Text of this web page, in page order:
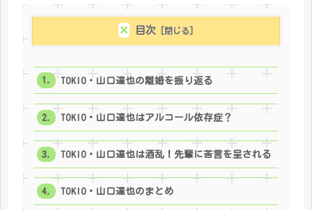
目次
TOKIO・山口達也の離婚を振り返る
TOKIO・山口達也はアルコール依存症？
TOKIO・山口達也は酒乱！先輩に苦言を呈される
TOKIO・山口達也のまとめ